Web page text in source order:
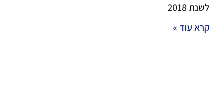
לשנת 2018
קרא עוד »